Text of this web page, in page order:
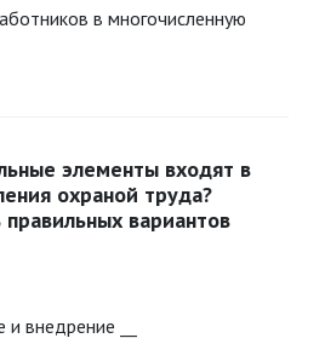
в многочисленную
элементы входят в
охраной труда?
вариантов
и внедрение